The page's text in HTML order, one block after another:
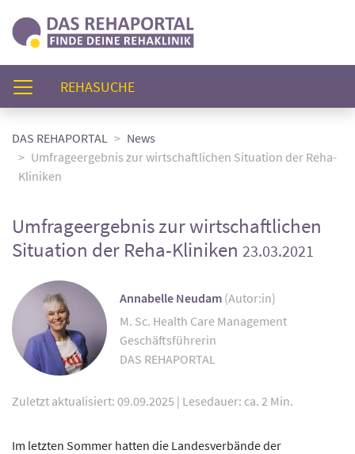
REHASUCHE(AKTUELL)
DAS REHAPORTAL
News
Umfrageergebnis zur wirtschaftlichen Situation der Reha-
Kliniken
Umfrageergebnis zur wirtschaftlichen
Situation der Reha-Kliniken 23.03.2021
Annabelle Neudam (Autor:in)
M. Sc. Health Care Management
Geschäftsführerin
DAS REHAPORTAL
Zuletzt aktualisiert: 09.09.2025 | Lesedauer: ca. 2 Min.
Im letzten Sommer hatten die Landesverbände der